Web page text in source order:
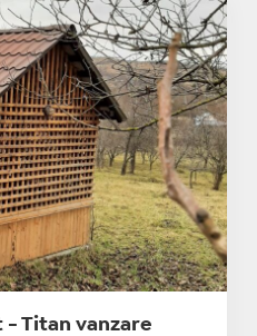
- Titan vanzare